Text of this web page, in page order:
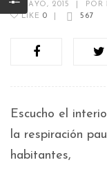
16 MAYO, 2015 POR
LIKE 0 567
Escucho el
la respiración
habitantes,